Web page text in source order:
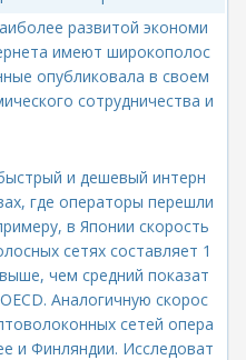
развитой экономи
имеют широкополос
опубликовала в своем
сотрудничества и
и дешевый интерн
где операторы перешли
в Японии скорость
сетях составляет 1
чем средний показат
Аналогичную скорос
сетей опера
и Финляндии. Исследоват